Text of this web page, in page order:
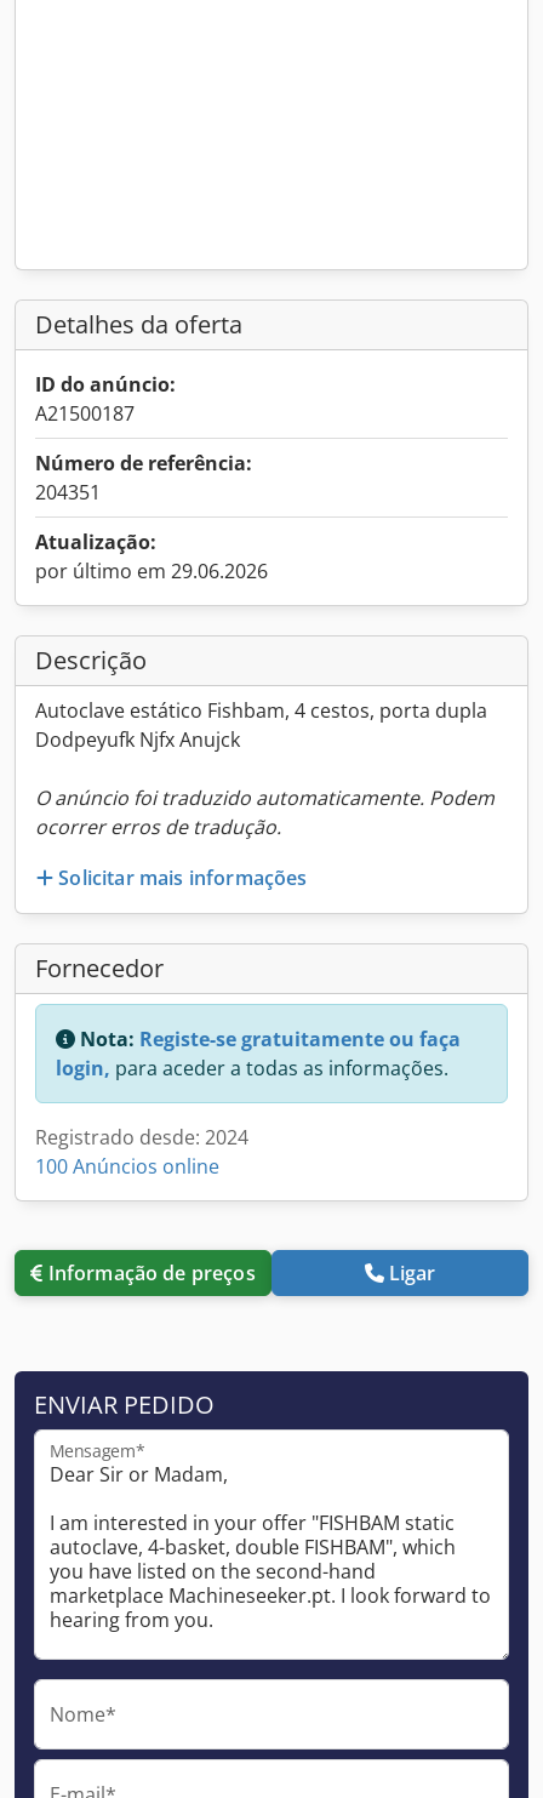
Detalhes da oferta
ID do anúncio:
A21500187
Número de referência:
204351
Atualização:
por último em 29.06.2026
Descrição
Autoclave estático Fishbam, 4 cestos, porta dupla
Dodpeyufk Njfx Anujck
O anúncio foi traduzido automaticamente. Podem
ocorrer erros de tradução.
Solicitar mais informações
Fornecedor
Nota: Registe-se gratuitamente ou faça
login, para aceder a todas as informações.
Registrado desde: 2024
100 Anúncios online
Informação de preços Ligar
ENVIAR PEDIDO
Mensagem*
Nome*